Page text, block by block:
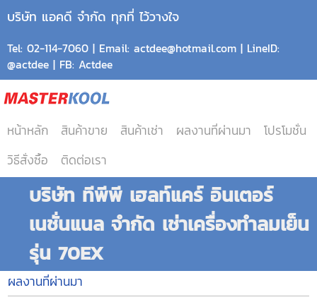
บริษัท แอคดี จำกัด ทุกที่ ไว้วางใจ
Tel: 02-114-7060 | Email: actdee@hotmail.com | LineID:
@actdee | FB: Actdee
หน้าหลัก สินค้าขาย สินค้าเช่า ผลงานที่ผ่านมา
โปรโมชั่น
วิธีสั่งซื้อ
ติดต่อเรา
บริษัท ทีพีพี เฮลท์แคร์ อินเตอร์
เนชั่นแนล จำกัด เช่าเครื่องทำลมเย็น
รุ่น 70EX
ผลงานที่ผ่านมา